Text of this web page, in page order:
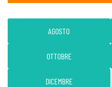
AGOSTO
OTTOBRE
DICEMBRE